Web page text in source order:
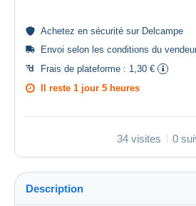
Achetez en sécurité sur Delcampe
Envoi selon les conditions du
Frais de plateforme : 1,30 €
Il reste 1 jour 5 heures
34 visites 0
Description